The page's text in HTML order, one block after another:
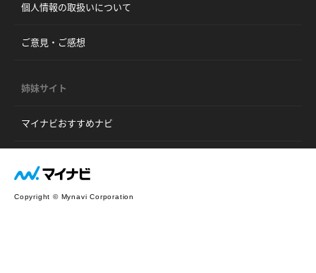
個人情報の取扱いについて
ご意見・ご感想
姉妹サイト
マイナビおすすめナビ
Copyright © Mynavi Corporation